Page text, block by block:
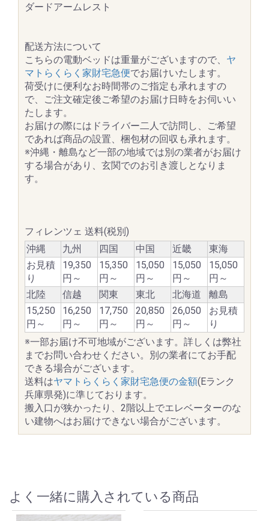
ダードアームレスト
配送方法について
こちらの電動ベッドは重量がございますので、 ヤ
マトらくらく家財宅急便でお届けいたします。
荷受けに便利なお時間帯のご指定も承れますの
で、ご注文確定後ご希望のお届け日時をお伺いい
たします。
お届けの際にはドライバー二人で訪問し、ご希望
であれば商品の設置、梱包材の回収も承れます。
※沖縄・離島など一部の地域では別の業者がお届け
する場合があり、玄関でのお引き渡しとなりま
す。
フィレンツェ 送料(税別)
沖縄
九州 四国 中国 近畿
東海
お見積
り
19,350
円～
15,350
円～
15,050
円～
15,050
円～
15,050
円～
北陸
信越 関東 東北 北海道
離島
15,250
円～
16,250
円～
17,750
円～
20,850
円～
26,050
円～
お見積
り
※一部お届け不可地域がございます。詳しくは弊社
までお問い合わせください。別の業者にてお手配
できる場合がございます。
送料はヤマトらくらく家財宅急便の金額(Eランク
兵庫県発)に準じております。
搬入口が狭かったり、2階以上でエレベーターのな
い建物へはお届けできない場合がございます。
よく一緒に購入されている商品